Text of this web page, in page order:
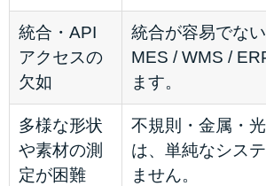
統合・API
アクセスの
欠如
統合が容易でな
MES / WMS /
ます。
多様な形状
や素材の測
定が困難
不規則・金属・
は、単純なシス
ません。